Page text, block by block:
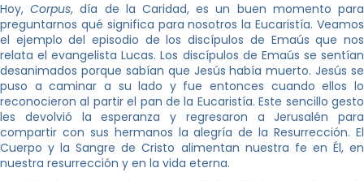
Hoy,Corpus, día de la Caridad, es un buen momento para
preguntarnos qué significa para nosotros la Eucaristía. Veamos
el ejemplo del episodio de los discípulos de Emaús que nos
relata el evangelista Lucas. Los discípulos de Emaús se sentían
desanimados porque sabían que Jesús había muerto. Jesús se
puso a caminar a su lado y fue entonces cuando ellos lo
reconocieron al partir el pan de la Eucaristía. Este sencillo gesto
les devolvió la esperanza y regresaron a Jerusalén para
compartir con sus hermanos la alegría de la Resurrección. El
Cuerpo y la Sangre de Cristo alimentan nuestra fe en Él, en
nuestra resurrección y en la vida eterna.